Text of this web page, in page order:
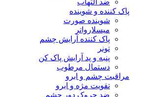
پاک کننده و شوینده
شوینده صورت
میسلارواتر
پاک کننده آرایش چشم
تونر
پنبه و پد آرایش پاک کن
دستمال مرطوب
مراقبت چشم و ابرو
تقویت مژه و ابرو
ضد چروک دور چشم